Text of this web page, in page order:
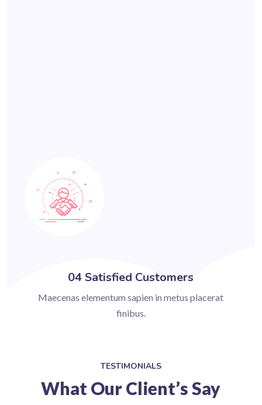
04 Satisfied Customers
Maecenas elementum sapien in metus placerat
finibus.
TESTIMONIALS
What Our Client’s Say